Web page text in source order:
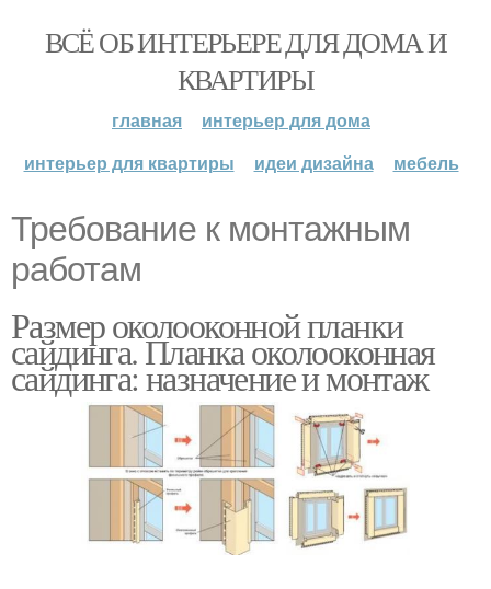
ВСЁ ОБ ИНТЕРЬЕРЕ ДЛЯ ДОМА И
КВАРТИРЫ
главная
интерьер для дома
интерьер для квартиры
идеи дизайна мебель
Требование к монтажным
работам
Размер околооконной планки
сайдинга. Планка околооконная
сайдинга: назначение и монтаж